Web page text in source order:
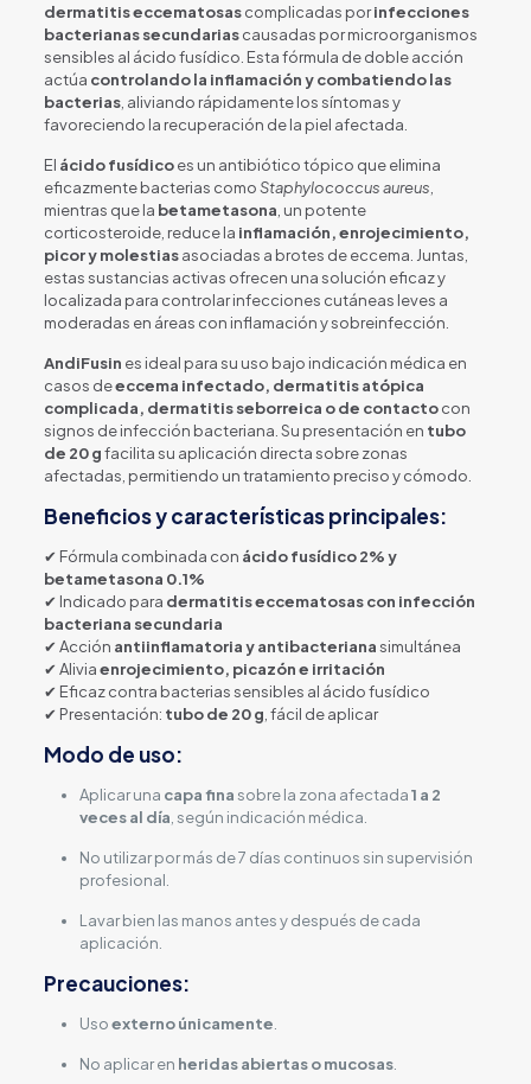
dermatitis eccematosascomplicadas porinfecciones
bacterianas secundariascausadas por microorganismos
sensibles al ácido fusídico. Esta fórmula de doble acción
actúa controlando la inflamación y combatiendo las
bacterias, aliviando rápidamente los síntomas y
favoreciendo la recuperación de la piel afectada.
El ácido fusídicoes un antibiótico tópico que elimina
eficazmente bacterias comoStaphylococcus aureus
mientras que la betametasona , un potente
corticosteroide, reduce la inflamación, enrojecimiento,
picor y molestiasasociadas a brotes de eccema. Juntas,
estas sustancias activas ofrecen una solución eficaz y
localizada para controlar infecciones cutáneas leves a
moderadas en áreas con inflamación y sobreinfección.
AndiFusin es ideal para su uso bajo indicación médica en
casos deeccema infectado, dermatitis atópica
complicada, dermatitis seborreica o de contactocon
signos de infección bacteriana. Su presentación en tubo
de 20 gfacilita su aplicación directa sobre zonas
afectadas, permitiendo un tratamiento preciso y cómodo.
Beneficios y características principales:
✔ Fórmula combinada con ácido fusídico 2% y
betametasona 0.1%
✔ Indicado para dermatitis eccematosas con infección
bacteriana secundaria
✔ Acción antiinflamatoria y antibacterianasimultánea
✔ Aliviaenrojecimiento, picazón e irritación
✔ Eficaz contra bacterias sensibles al ácido fusídico
✔ Presentación: tubo de 20 g , fácil de aplicar
Modo de uso:
Aplicar una capa finasobre la zona afectada1 a 2
veces al día , según indicación médica.
No utilizar por más de 7 días continuos sin supervisión
profesional.
Lavar bien las manos antes y después de cada
aplicación.
Precauciones:
Usoexterno únicamente
No aplicar en heridas abiertas o mucosas.